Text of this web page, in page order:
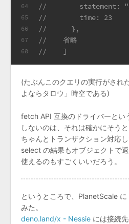
64
65
66
67
68
//        statement:
//        time: 23
//      },
//    省略
//    ]
(たぶんこのクエリの実行がされ
よならタロウ」時空である)
fetch API 互換のドライバーとい
しないのは、それは確かにそうと
ちゃんとトランザクション対応
select の結果もオブジェクトで
使えるのもすごくいいだろう。
というところで、PlanetScale
みた。
deno.land/x - Nessie には接続